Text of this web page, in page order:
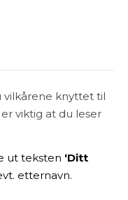
vilkårene knyttet til
viktig at du leser
ut teksten ‘Ditt
etternavn.